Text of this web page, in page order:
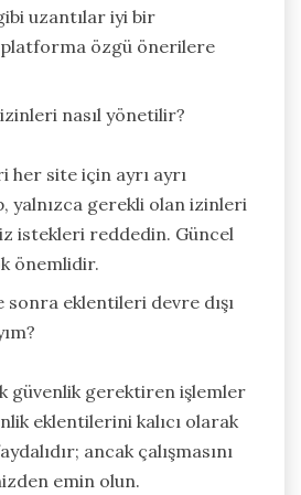
uzantılar iyi bir
platforma özgü önerilere
nasıl yönetilir?
her site için ayrı ayrı
yalnızca gerekli olan izinleri
istekleri reddedin. Güncel
önemlidir.
sonra eklentileri devre dışı
güvenlik gerektiren işlemler
eklentilerini kalıcı olarak
ancak çalışmasını
emin olun.